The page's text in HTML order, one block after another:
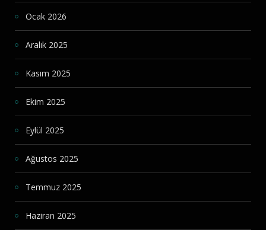
Ocak 2026
Aralık 2025
Kasım 2025
Ekim 2025
Eylül 2025
Ağustos 2025
Temmuz 2025
Haziran 2025